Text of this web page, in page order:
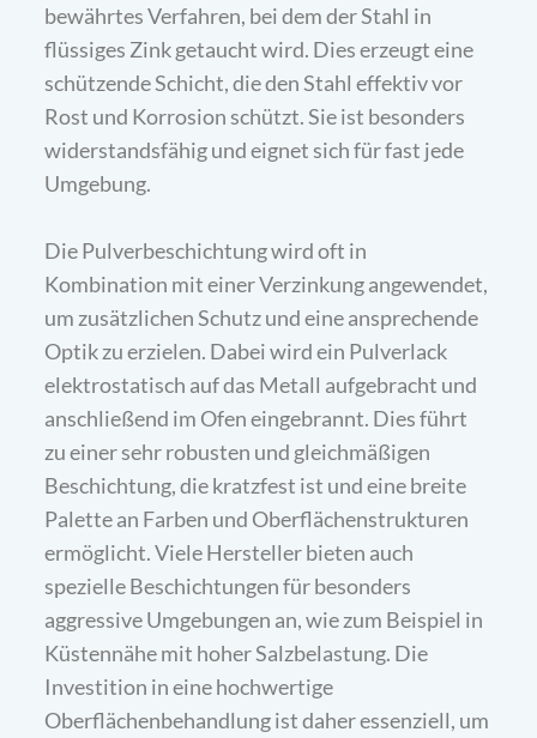
bewährtes Verfahren, bei dem der Stahl in
flüssiges Zink getaucht wird. Dies erzeugt eine
schützende Schicht, die den Stahl effektiv vor
Rost und Korrosion schützt. Sie ist besonders
widerstandsfähig und eignet sich für fast jede
Umgebung.
Die Pulverbeschichtung wird oft in
Kombination mit einer Verzinkung angewendet,
um zusätzlichen Schutz und eine ansprechende
Optik zu erzielen. Dabei wird ein Pulverlack
elektrostatisch auf das Metall aufgebracht und
anschließend im Ofen eingebrannt. Dies führt
zu einer sehr robusten und gleichmäßigen
Beschichtung, die kratzfest ist und eine breite
Palette an Farben und Oberflächenstrukturen
ermöglicht. Viele Hersteller bieten auch
spezielle Beschichtungen für besonders
aggressive Umgebungen an, wie zum Beispiel in
Küstennähe mit hoher Salzbelastung. Die
Investition in eine hochwertige
Oberflächenbehandlung ist daher essenziell, um